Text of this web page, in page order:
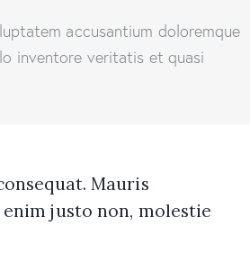
accusantium doloremque
inventore veritatis et quasi
Mauris
justo non, molestie